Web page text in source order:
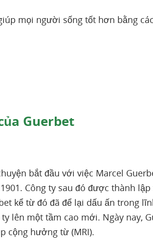
mọi người sống tốt hơn bằng
Guerbet
bắt đầu với việc Marcel
Công ty sau đó được thành
kể từ đó đã để lại dấu ấn trong
lên một tầm cao mới. Ngày nay,
cộng hưởng từ (MRI).